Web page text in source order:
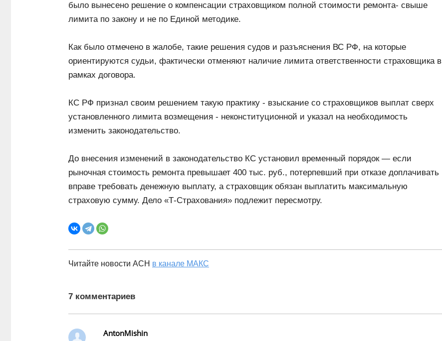
было вынесено решение о компенсации страховщиком полной стоимости ремонта- свыше
лимита по закону и не по Единой методике.
Как было отмечено в жалобе, такие решения судов и разъяснения ВС РФ, на которые
ориентируются судьи, фактически отменяют наличие лимита ответственности страховщика в
рамках договора.
КС РФ признал своим решением такую практику - взыскание со страховщиков выплат сверх
установленного лимита возмещения - неконституционной и указал на необходимость
изменить законодательство.
До внесения изменений в законодательство КС установил временный порядок — если
рыночная стоимость ремонта превышает 400 тыс. руб., потерпевший при отказе доплачивать
вправе требовать денежную выплату, а страховщик обязан выплатить максимальную
страховую сумму. Дело «Т-Страхования» подлежит пересмотру.
Читайте новости АСН в канале МАКС
7 комментариев
AntonMishin